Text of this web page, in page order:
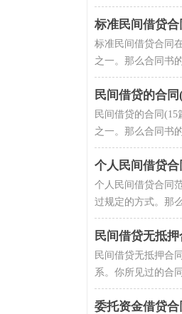
标准民间借贷合
标准民间借贷合同
之一。那么合同书
民间借贷的合同
民间借贷的合同
之一。那么合同书
个人民间借贷
个人民间借贷合同
过规定的方式。那
民间借贷无抵
民间借贷无抵押合
系。你所见过的合
委托资金借贷合